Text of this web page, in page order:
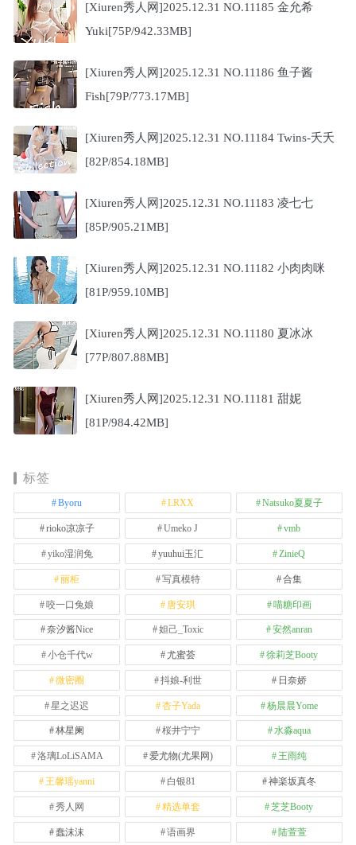
[Xiuren秀人网]2025.12.31 NO.11185 金允希
Yuki[75P/942.33MB]
[Xiuren秀人网]2025.12.31 NO.11186 鱼子酱
Fish[79P/773.17MB]
[Xiuren秀人网]2025.12.31 NO.11184 Twins-夭夭
[82P/854.18MB]
[Xiuren秀人网]2025.12.31 NO.11183 凌七七
[85P/905.21MB]
[Xiuren秀人网]2025.12.31 NO.11182 小肉肉咪
[81P/959.10MB]
[Xiuren秀人网]2025.12.31 NO.11180 夏冰冰
[77P/807.88MB]
[Xiuren秀人网]2025.12.31 NO.11181 甜妮
[81P/984.42MB]
标签
Byoru LRXX Natsuko夏夏子
rioko凉凉子 Umeko J vmb
yiko湿润兔 yuuhui玉汇 ZinieQ
丽柜 写真模特 合集
咬一口兔娘 唐安琪 喵糖印画
奈汐酱Nice 妲己_Toxic 安然anran
小仓千代w 尤蜜荟 徐莉芝Booty
微密圈 抖娘-利世 日奈娇
星之迟迟 杏子Yada 杨晨晨Yome
林星阑 桜井宁宁 水淼aqua
洛璃LoLiSAMA 爱尤物(尤果网) 王雨纯
王馨瑶yanni 白银81 神楽坂真冬
秀人网 精选单套 芝芝Booty
蠢沫沫 语画界 陆萱萱